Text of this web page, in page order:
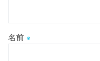
名前 ※